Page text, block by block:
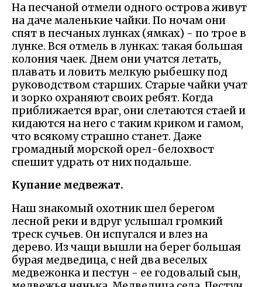
На песчаной отмели одного острова живут
на даче маленькие чайки. По ночам они
спят в песчаных лунках (ямках) - по трое в
лунке. Вся отмель в лунках: такая большая
колония чаек. Днем они учатся летать,
плавать и ловить мелкую рыбешку под
руководством старших. Старые чайки учат
и зорко охраняют своих ребят. Когда
приближается враг, они слетаются стаей и
кидаются на него с таким криком и гамом,
что всякому страшно станет. Даже
громадный морской орел-белохвост
спешит удрать от них подальше.
Купание медвежат.
Наш знакомый охотник шел берегом
лесной реки и вдруг услышал громкий
треск сучьев. Он испугался и влез на
дерево. Из чащи вышли на берег большая
бурая медведица, с ней два веселых
медвежонка и пестун - ее годовалый сын,